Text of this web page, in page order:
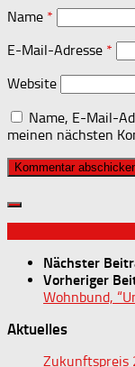
Name *
E-Mail-Adresse *
Website
Name, E-Mail-
meinen nächsten
Nächster
Vorheriger
Wohnbund,
Aktuelles
Zukunftspreis